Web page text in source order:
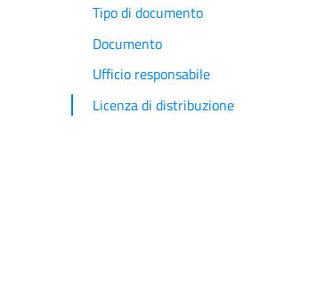
Tipo di documento
Documento
Ufficio responsabile
Licenza di distribuzione